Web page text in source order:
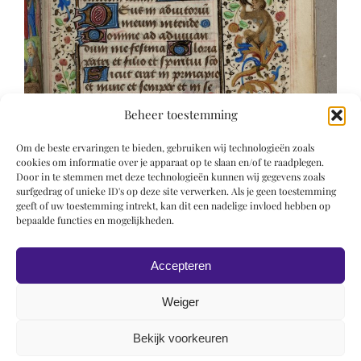
Beheer toestemming
Om de beste ervaringen te bieden, gebruiken wij technologieën zoals
cookies om informatie over je apparaat op te slaan en/of te raadplegen.
Door in te stemmen met deze technologieën kunnen wij gegevens zoals
surfgedrag of unieke ID's op deze site verwerken. Als je geen toestemming
geeft of uw toestemming intrekt, kan dit een nadelige invloed hebben op
bepaalde functies en mogelijkheden.
Accepteren
Weiger
Bekijk voorkeuren